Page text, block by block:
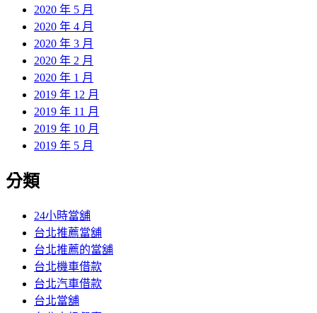
2020 年 5 月
2020 年 4 月
2020 年 3 月
2020 年 2 月
2020 年 1 月
2019 年 12 月
2019 年 11 月
2019 年 10 月
2019 年 5 月
分類
24小時當舖
台北推薦當舖
台北推薦的當舖
台北機車借款
台北汽車借款
台北當舖